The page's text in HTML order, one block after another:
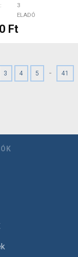
3
ELADÓ
Ft
3 4 5 - 41